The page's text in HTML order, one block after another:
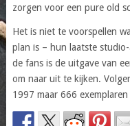
zorgen voor een pure old
Het is niet te voorspellen
plan is – hun laatste
de fans is de uitgave van
om naar uit te kijken.
1997 maar 666